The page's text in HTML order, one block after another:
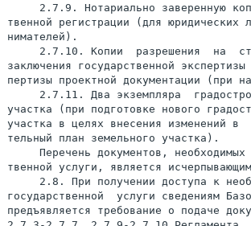
2.7.9. Нотариально заверенную
твенной регистрации (для юридических
нимателей).
2.7.10. Копии  разрешения  на
заключения государственной
пертизы проектной документации (при
2.7.11. Два экземпляра
участка (при подготовке нового
участка в целях внесения изменений в
тельный план земельного участка).
Перечень документов,
твенной услуги, является
2.8. При получении доступа к
государственной  услуги сведениям
предъявляется требование о подаче